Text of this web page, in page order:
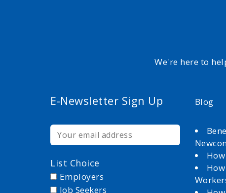
We're here to
E-Newsletter Sign Up
List Choice
Employers
Job Seekers
Blog